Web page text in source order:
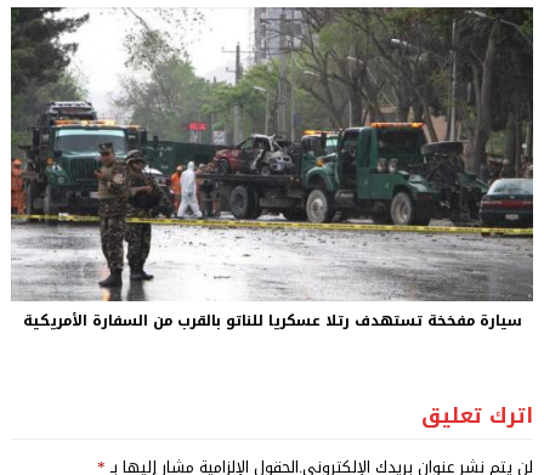
سيارة مفخخة تستهدف رتلا عسكريا للناتو بالقرب من السفارة الأمريكية
اترك تعليق
لن يتم نشر عنوان بريدك الإلكتروني.الحقول الإلزامية مشار إليها بـ*